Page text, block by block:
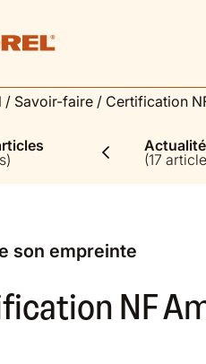
/ Savoir-faire / Certification
(17
son empreinte
NF